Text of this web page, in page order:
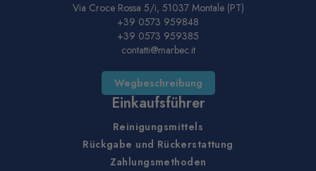
Via Croce Rossa 5/i, 51037 Montale (PT)
+39 0573 959848
+39 0573 959385
contatti@marbec.it
Wegbeschreibung
Einkaufsführer
Reinigungsmittels
Rückgabe und Rückerstattung
Zahlungsmethoden